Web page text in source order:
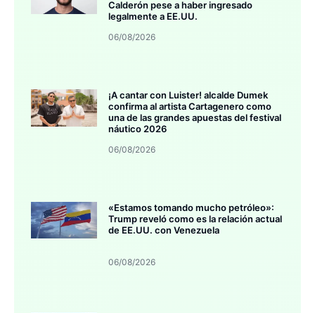
Calderón pese a haber ingresado
legalmente a EE.UU.
06/08/2026
¡A cantar con Luister! alcalde Dumek
confirma al artista Cartagenero como
una de las grandes apuestas del festival
náutico 2026
06/08/2026
«Estamos tomando mucho petróleo»:
Trump reveló como es la relación actual
de EE.UU. con Venezuela
06/08/2026